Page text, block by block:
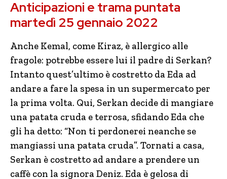
Anticipazioni e trama puntata
martedì 25 gennaio 2022
Anche Kemal, come Kiraz, è allergico alle
fragole: potrebbe essere lui il padre di Serkan?
Intanto quest’ultimo è costretto da Eda ad
andare a fare la spesa in un supermercato per
la prima volta. Qui, Serkan decide di mangiare
una patata cruda e terrosa, sfidando Eda che
gli ha detto: “Non ti perdonerei neanche se
mangiassi una patata cruda”. Tornati a casa,
Serkan è costretto ad andare a prendere un
caffè con la signora Deniz. Eda è gelosa di